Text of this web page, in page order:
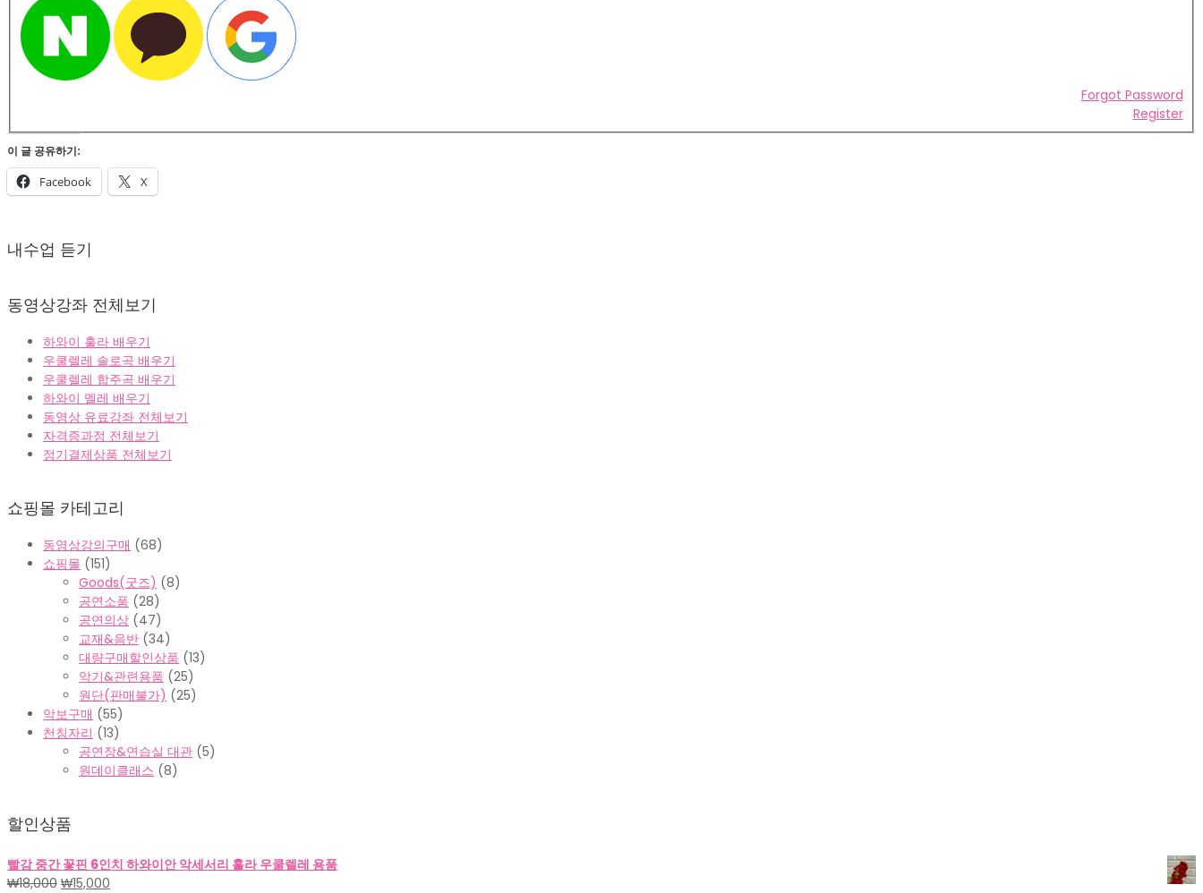
Forgot Password
Register
이 글 공유하기:
Facebook X
02-
내수업 듣기
동영상강좌 전체보기
하와이 훌라 배우기
우쿨렐레 솔로곡 배우기
우쿨렐레 합주곡 배우기
하와이 멜레 배우기
동영상 유료강좌 전체보기
자격증과정 전체보기
정기결제상품 전체보기
쇼핑몰 카테고리
동영상강의구매 (68)
쇼핑몰 (151)
Goods(굿즈) (8)
공연소품 (28)
공연의상 (47)
교재&음반 (34)
대량구매할인상품 (13)
악기&관련용품 (25)
원단(판매불가) (25)
악보구매 (55)
천칭자리 (13)
공연장&연습실 대관 (5)
원데이클래스 (8)
할인상품
빨강 중간 꽃핀 6인치 하와이안 악세서리 훌라 우쿨렐레 용품
₩18,000 원
₩15,000